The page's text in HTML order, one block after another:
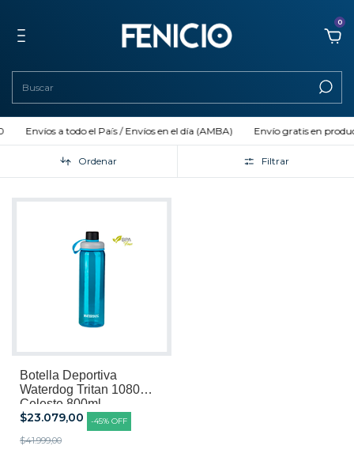
0
Envíos a todo el País / Envíos en el día (AMBA) Envío gratis en
Ordenar Filtrar
Botella Deportiva
Waterdog Tritan 1080
Celeste 800ml
$23.079,00 -45% OFF
$41.999,00